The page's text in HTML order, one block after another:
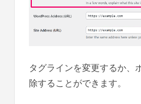
タグラインを変更するか、
除することができます。